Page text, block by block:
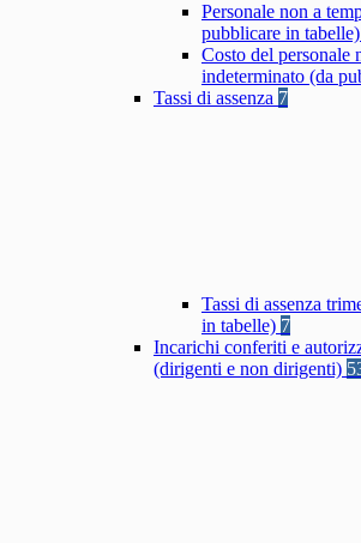
Personale non a
pubblicare in tabelle)
Costo del personale
indeterminato (da
Tassi di assenza 7
Tassi di assenza
in tabelle) 7
Incarichi conferiti e
(dirigenti e non dirigenti)